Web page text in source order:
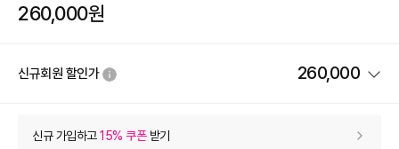
260,000원
신규회원 할인가 260,000
상품 할인 (자동적용)
신규 가입하고15% 쿠폰받기